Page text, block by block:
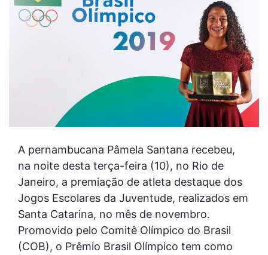
A pernambucana Pâmela Santana recebeu,
na noite desta terça-feira (10), no Rio de
Janeiro, a premiação de atleta destaque dos
Jogos Escolares da Juventude, realizados em
Santa Catarina, no mês de novembro.
Promovido pelo Comitê Olímpico do Brasil
(COB), o Prêmio Brasil Olímpico tem como